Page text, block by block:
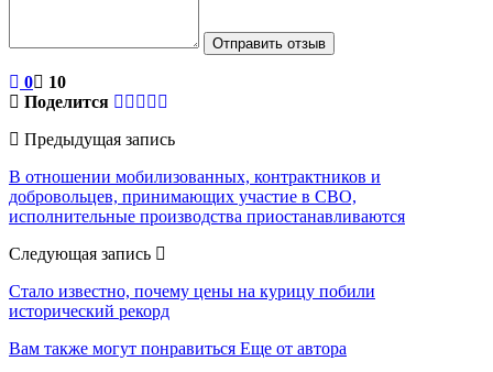
Отправить отзыв
0
10
Поделится
Предыдущая запись
В отношении мобилизованных, контрактников и
добровольцев, принимающих участие в СВО,
исполнительные производства приостанавливаются
Следующая запись
Стало известно, почему цены на курицу побили
исторический рекорд
Вам также могут понравиться Еще от автора